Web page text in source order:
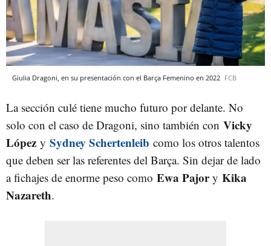
Giulia Dragoni, en su presentación con el Barça Femenino en 2022 FCB
La sección culé tiene mucho futuro por delante. No
solo con el caso de Dragoni, sino también con Vicky
López y Sydney Schertenleib como los otros talentos
que deben ser las referentes del Barça. Sin dejar de lado
a fichajes de enorme peso como Ewa Pajory Kika
Nazareth.